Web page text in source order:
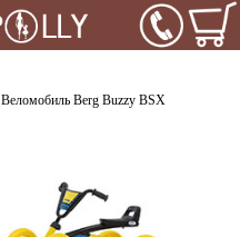
Веломобиль Berg Buzzy BSX